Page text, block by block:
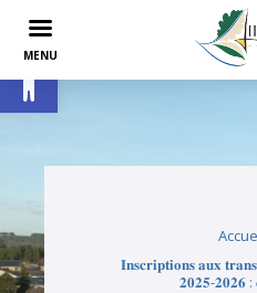
Ouvrir la barre
𝐈𝐧𝐬𝐜𝐫𝐢𝐩𝐭𝐢𝐨𝐧𝐬 𝐚𝐮𝐱
𝟐𝟎𝟐𝟓-𝟐𝟎𝟐𝟔 :